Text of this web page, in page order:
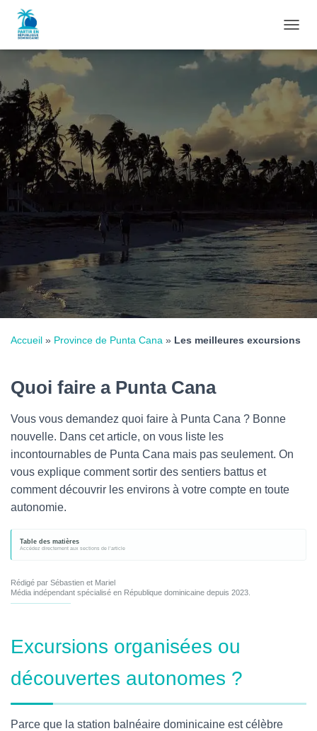
É
L
N
A
A
T
I
O
N
Accueil » Province de Punta Cana » Les meilleures excursions
Quoi faire a Punta Cana
Vous vous demandez quoi faire à Punta Cana ? Bonne
nouvelle. Dans cet article, on vous liste les
incontournables de Punta Cana mais pas seulement. On
vous explique comment sortir des sentiers battus et
comment découvrir les environs à votre compte en toute
autonomie.
Table des matières
Rédigé par Sébastien et Mariel
Média indépendant spécialisé en République dominicaine depuis 2023.
Excursions organisées ou
découvertes autonomes ?
Parce que la station balnéaire dominicaine est célèbre